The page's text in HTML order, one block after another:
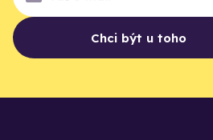
Chci být u toho